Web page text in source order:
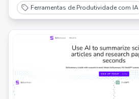
Ferramentas de Produtividade com IA